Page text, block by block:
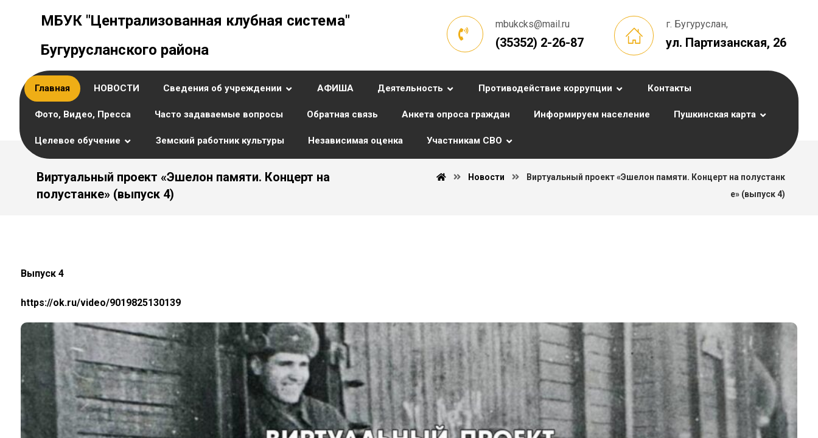
МБУК "Централизованная клубная система"
Бугурусланского района
г. Бугуруслан,
ул. Партизанская, 26
mbukcks@mail.ru
(35352) 2-26-87
Главная НОВОСТИ Сведения об учреждении АФИША Деятельность Противодействие коррупции Контакты
Фото, Видео, Пресса Часто задаваемые вопросы Обратная связь Анкета опроса граждан Информируем население Пушкинская карта
Целевое обучение Земский работник культуры Независимая оценка Участникам СВО
Виртуальный проект «Эшелон памяти. Концерт на
полустанке» (выпуск 4)
Новости
Виртуальный проект «Эшелон памяти. Концерт на полустанк
е» (выпуск 4)
Выпуск 4
https://ok.ru/video/9019825130139